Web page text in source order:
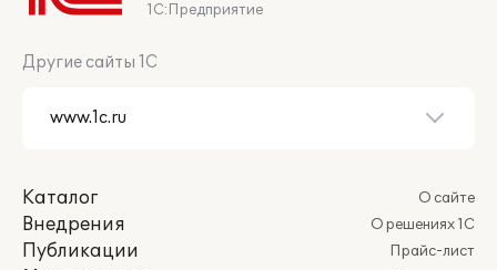
1С:Предприятие
Другие сайты 1С
Каталог
Внедрения
Публикации
О сайте
О решениях 1С
Прайс-лист